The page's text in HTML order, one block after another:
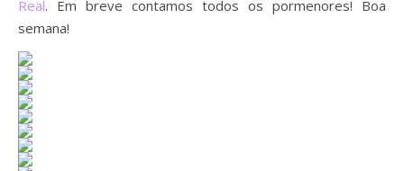
Real. Em breve contamos todos os pormenores! Boa
semana!